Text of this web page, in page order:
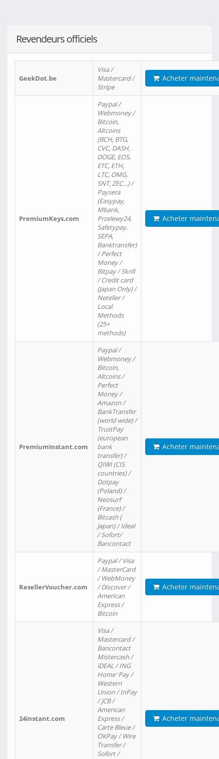
Revendeurs officiels
GeekDot.be
Visa /
Mastercard /
Stripe
Acheter
PremiumKeys.com
Paypal /
Webmoney /
Bitcoin,
Altcoins
(BCH, BTG,
CVC, DASH,
DOGE, EOS,
ETC, ETH,
LTC, OMG,
SNT, ZEC…) /
Paysera
(Easypay,
Mbank,
Przelewy24,
Safetypay,
SEPA,
Banktransfer)
/ Perfect
Money /
Bitpay / Skrill
/ Credit card
(Japan Only) /
Neteller /
Local
Methods
(25+
methods)
Acheter
PremiumInstant.com
Paypal /
Webmoney /
Bitcoin,
Altcoins /
Perfect
Money /
Amazon /
BankTransfer
(world wide) /
TrustPay
(european
bank
transfer) /
QIWI (CIS
countries) /
Dotpay
(Poland) /
Neosurf
(France) /
Bitcash (
Japan) / Ideal
/ Sofort/
Bancontact
Acheter
ResellerVoucher.com
Paypal / Visa
/ MasterCard
/ WebMoney
/ Discover /
American
Express /
Bitcoin
Acheter
24instant.com
Visa /
Mastercard /
Bancontact
Mistercash /
iDEAL / ING
Home' Pay /
Western
Union / InPay
/ JCB /
American
Express /
Carte Bleue /
OKPay / Wire
Transfer /
Sofort /
Acheter